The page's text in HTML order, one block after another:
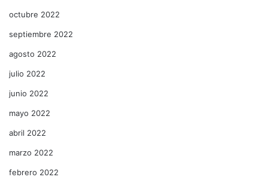
octubre 2022
septiembre 2022
agosto 2022
julio 2022
junio 2022
mayo 2022
abril 2022
marzo 2022
febrero 2022